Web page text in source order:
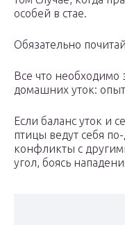
особей в стае.
Обязательно
Все что
домашних уток:
Если баланс уток и
птицы ведут себя
конфликты с
угол, боясь